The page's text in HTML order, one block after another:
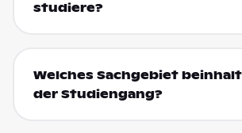
studiere?
Welches Sachgebiet
der Studiengang?